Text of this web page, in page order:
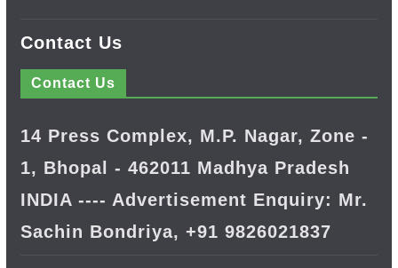
Contact Us
Contact Us
14 Press Complex, M.P. Nagar, Zone -
1, Bhopal - 462011 Madhya Pradesh
INDIA ---- Advertisement Enquiry: Mr.
Sachin Bondriya, +91 9826021837